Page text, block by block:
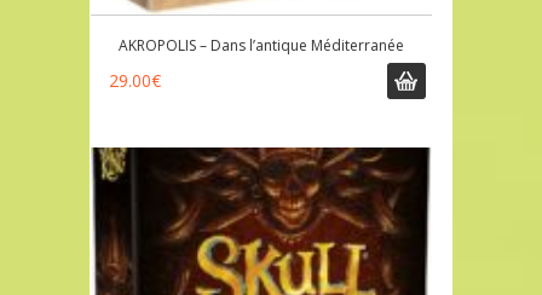
AKROPOLIS – Dans l’antique Méditerranée
29.00€